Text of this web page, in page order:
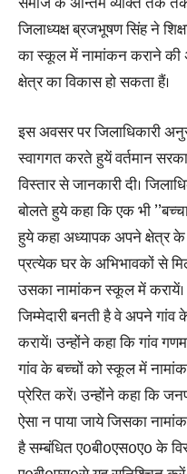
जिलाध्यक्ष ब्रजभूषण सिंह ने
का स्कूल में नामांकन कराने की
क्षेत्र का विकास हो सकता हैं।
इस अवसर पर जिलाधिकारी
स्वागगत करते हुयें वर्तमान
विस्तार से जानकारी दी।
बोलते हुये कहा कि एक भी
हुये कहा अध्यापक अपने क्षेत्र
प्रत्येक घर के अभिभावकों से
उसका नामांकन स्कूल में करायें।
जिम्मेदारी बनती है वे अपने
करायें। उन्होंने कहा कि गांव
गांव के बच्चों को स्कूल में
प्रेरित करें। उन्होंने कहा कि
ऐसा न पाया जाये जिसका
है सम्बंधित ए0बी0एस0ए0 के